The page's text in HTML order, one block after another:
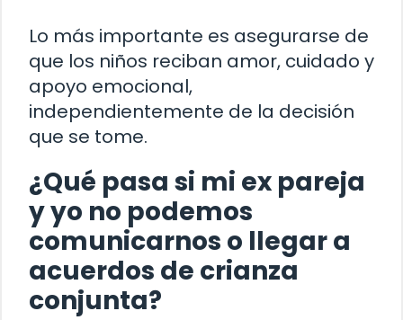
Lo más importante es asegurarse de
que los niños reciban amor, cuidado y
apoyo emocional,
independientemente de la decisión
que se tome.
¿Qué pasa si mi ex pareja
y yo no podemos
comunicarnos o llegar a
acuerdos de crianza
conjunta?